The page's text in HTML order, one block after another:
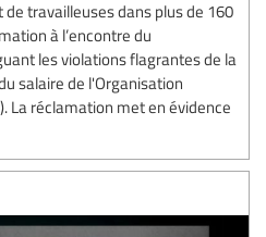
travailleuses dans plus de 160
à l’encontre du
les violations flagrantes de la
salaire de l'Organisation
La réclamation met en évidence